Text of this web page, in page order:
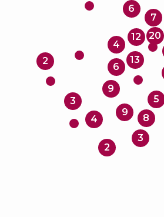
3
13
4
9
8
7
6
2
20
3
9
12
5
4
2
6